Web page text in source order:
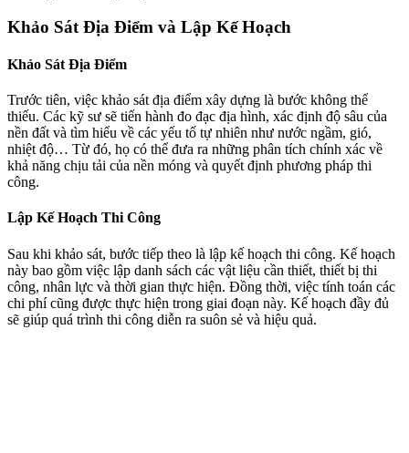
Khảo Sát Địa Điểm và Lập Kế Hoạch
Khảo Sát Địa Điểm
Trước tiên, việc khảo sát địa điểm xây dựng là bước không thể
thiếu. Các kỹ sư sẽ tiến hành đo đạc địa hình, xác định độ sâu của
nền đất và tìm hiểu về các yếu tố tự nhiên như nước ngầm, gió,
nhiệt độ… Từ đó, họ có thể đưa ra những phân tích chính xác về
khả năng chịu tải của nền móng và quyết định phương pháp thi
công.
Lập Kế Hoạch Thi Công
Sau khi khảo sát, bước tiếp theo là lập kế hoạch thi công. Kế hoạch
này bao gồm việc lập danh sách các vật liệu cần thiết, thiết bị thi
công, nhân lực và thời gian thực hiện. Đồng thời, việc tính toán các
chi phí cũng được thực hiện trong giai đoạn này. Kế hoạch đầy đủ
sẽ giúp quá trình thi công diễn ra suôn sẻ và hiệu quả.